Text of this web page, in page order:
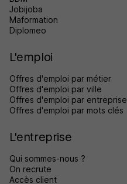
Jobijoba
Maformation
Diplomeo
L'emploi
Offres d'emploi par métier
Offres d'emploi par ville
Offres d'emploi par entreprise
Offres d'emploi par mots clés
L'entreprise
Qui sommes-nous ?
On recrute
Accès client